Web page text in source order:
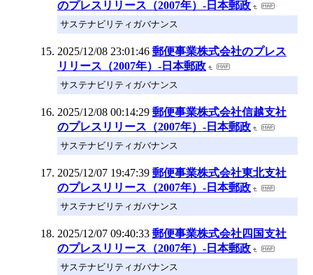
のプレスリリース（2007年）‐日本郵政
サステナビリティガバナンス
2025/12/08 23:01:46 郵便事業株式会社のプレス
リリース（2007年）‐日本郵政
サステナビリティガバナンス
2025/12/08 00:14:29 郵便事業株式会社信越支社
のプレスリリース（2007年）‐日本郵政
サステナビリティガバナンス
2025/12/07 19:47:39 郵便事業株式会社東北支社
のプレスリリース（2007年）‐日本郵政
サステナビリティガバナンス
2025/12/07 09:40:33 郵便事業株式会社四国支社
のプレスリリース（2007年）‐日本郵政
サステナビリティガバナンス